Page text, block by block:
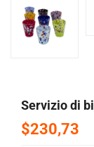
Servizio di
$230,73